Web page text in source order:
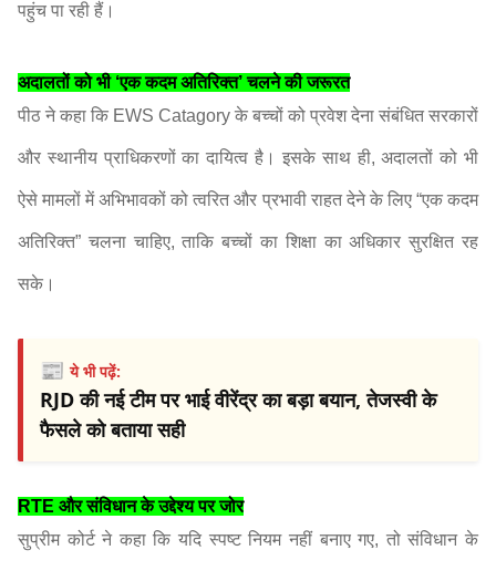
पहुंच पा रही हैं।
अदालतों को भी ‘एक कदम अतिरिक्त’ चलने की जरूरत
पीठ ने कहा कि EWS Catagory के बच्चों को प्रवेश देना संबंधित सरकारों
और स्थानीय प्राधिकरणों का दायित्व है। इसके साथ ही, अदालतों को भी
ऐसे मामलों में अभिभावकों को त्वरित और प्रभावी राहत देने के लिए “एक कदम
अतिरिक्त” चलना चाहिए, ताकि बच्चों का शिक्षा का अधिकार सुरक्षित रह
सके।
📰ये भी पढ़ें:
RJD की नई टीम पर भाई वीरेंद्र का बड़ा बयान, तेजस्वी के
फैसले को बताया सही
RTE और संविधान के उद्देश्य पर जोर
सुप्रीम कोर्ट ने कहा कि यदि स्पष्ट नियम नहीं बनाए गए, तो संविधान के